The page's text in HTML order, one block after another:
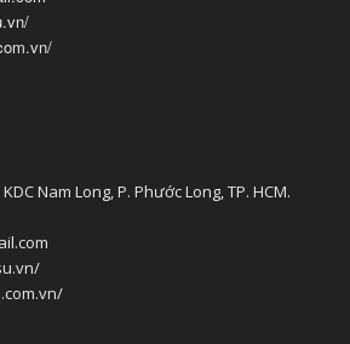
Nam Long, P. Phước Long, TP. HCM.